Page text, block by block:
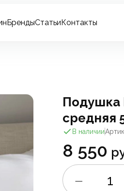
БрендыСтатьиКонтакты
Подушка
средняя
В наличии
8 550
− 1